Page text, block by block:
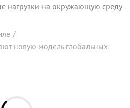
нагрузки на окружающую среду
/
новую модель глобальных